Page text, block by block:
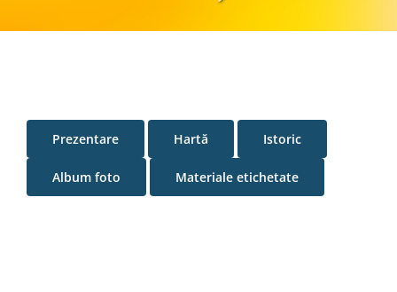
Liturgic
Prezentare Hartă Istoric
Album foto Materiale etichetate